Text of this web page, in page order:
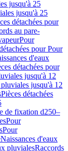
jusqu'à 25
jusqu'à 25
détachées pour
au pare-
Pour
pour Pour
d'eaux
détachées pour
jusqu'à 12
jusqu'à 12
Pièces détachées
de fixation d250–
Pour
Pour
Naissances d'eaux
pluvialesRaccords